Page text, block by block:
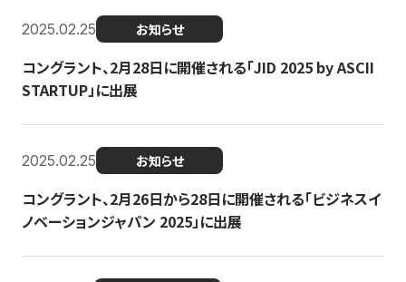
2025.02.25 お知らせ
コングラント、2月28日に開催される「JID 2025 by ASCII
STARTUP」に出展
2025.02.25 お知らせ
コングラント、2月26日から28日に開催される「ビジネスイ
ノベーションジャパン 2025」に出展